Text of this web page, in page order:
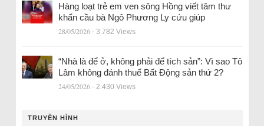
Hàng loạt trẻ em ven sông Hồng viết tâm thư
khẩn cầu bà Ngô Phương Ly cứu giúp
28/05/2026 - 3.782 Views
“Nhà là để ở, không phải để tích sản”: Vì sao Tô
Lâm không đánh thuế Bất Động sản thứ 2?
24/05/2026 - 2.430 Views
TRUYỀN HÌNH